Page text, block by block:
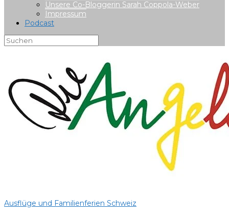
Unsere Co-Bloggerin Sarah Coppola-Weber
Impressum
Podcast
Ausflüge und Familienferien Schweiz